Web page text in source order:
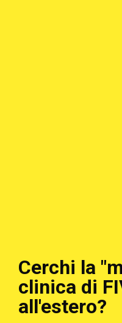
Trova
Cerchi la
clinica di
all'estero?